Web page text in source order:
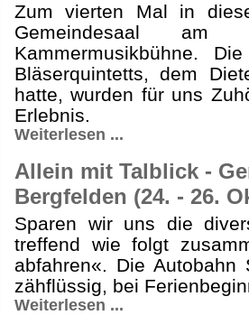
Zum vierten Mal in
Gemeindesaal
Kammermusikbühne.
Bläserquintetts, dem
hatte, wurden für uns
Erlebnis.
Weiterlesen ...
Allein mit Talblick -
Bergfelden (24. - 26.
Sparen wir uns die
treffend wie folgt
abfahren«. Die
zähflüssig, bei
Weiterlesen ...